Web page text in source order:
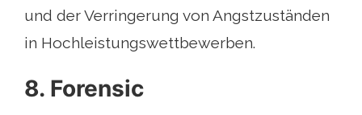
und der Verringerung von Angstzuständen
in Hochleistungswettbewerben.
8. Forensic